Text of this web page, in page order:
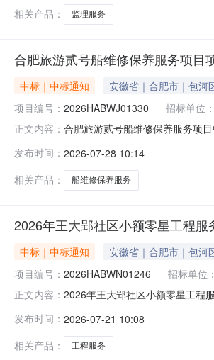
相关产品：
监理服务
合肥旅游贰号船维修保养服务项目
中标｜中标通知 安徽省｜合肥市｜包河
项目编号： 2026HABWJ01330 招标单位：
正文内容： 合肥旅游贰号船维修保养服务项
发布时间： 2026-07-28 10:14
相关产品：
船维修保养服务
2026年王大郢社区小额零星工程
中标｜中标通知 安徽省｜合肥市｜包河
项目编号： 2026HABWN01246 招标单位：
正文内容： 2026年王大郢社区小额零星工程
发布时间： 2026-07-21 10:08
相关产品：
工程服务